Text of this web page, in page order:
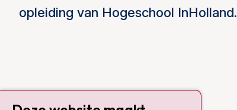
opleiding van Hogeschool InHolland.